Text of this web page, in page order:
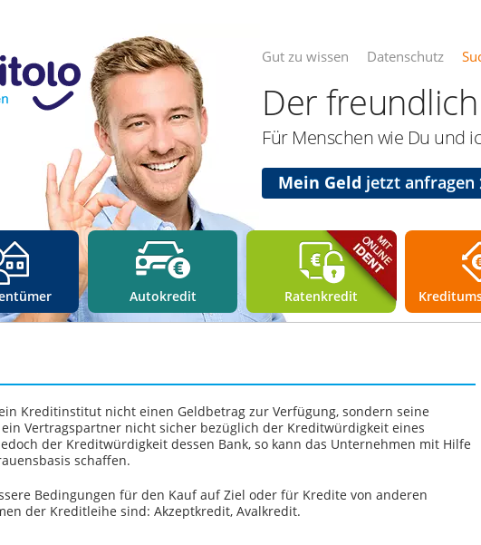
Gut zu wissen Datenschutz
Der
Für Menschen wie Du und
Mein Geld jetzt anfragen
Autokredit Ratenkredit
Kreditinstitut nicht einen Geldbetrag zur Verfügung, sondern seine
Vertragspartner nicht sicher bezüglich der Kreditwürdigkeit eines
der Kreditwürdigkeit dessen Bank, so kann das Unternehmen mit Hilfe
schaffen.
Bedingungen für den Kauf auf Ziel oder für Kredite von anderen
der Kreditleihe sind: Akzeptkredit, Avalkredit.